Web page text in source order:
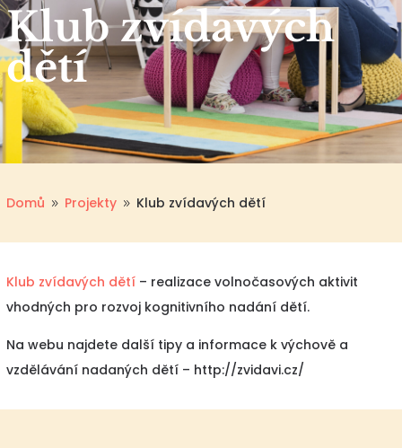
Klub zvídavých
dětí
Domů 9 Projekty 9 Klub zvídavých dětí
Klub zvídavých dětí– realizace volnočasových aktivit
vhodných pro rozvoj kognitivního nadání dětí.
Na webu najdete další tipy a informace k výchově a
vzdělávání nadaných dětí – http://zvidavi.cz/